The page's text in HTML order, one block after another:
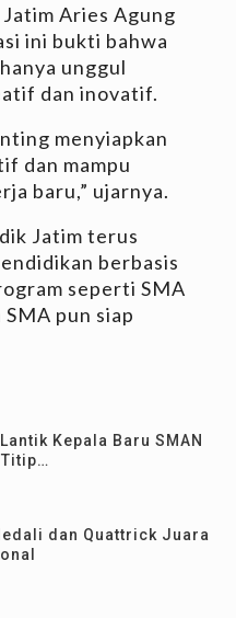
Aries Agung
ini bukti bahwa
unggul
dan inovatif.
menyiapkan
dan mampu
baru,” ujarnya.
Jatim terus
berbasis
seperti SMA
pun siap
Kepala Baru SMAN
dan Quattrick Juara